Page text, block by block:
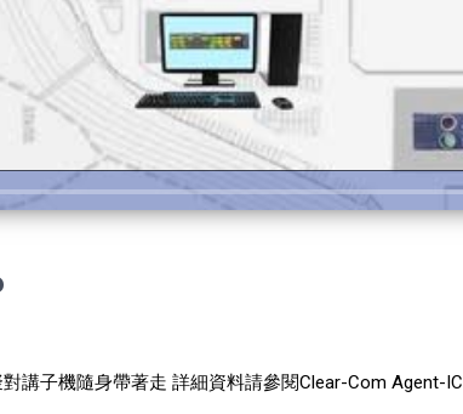
講子機隨身帶著走 詳細資料請參閱Clear-Com Agent-IC